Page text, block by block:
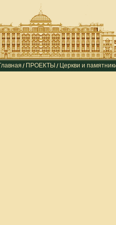
ПРОЕКТЫ Церкви и